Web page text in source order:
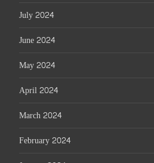
July 2024
June 2024
May 2024
April 2024
March 2024
February 2024